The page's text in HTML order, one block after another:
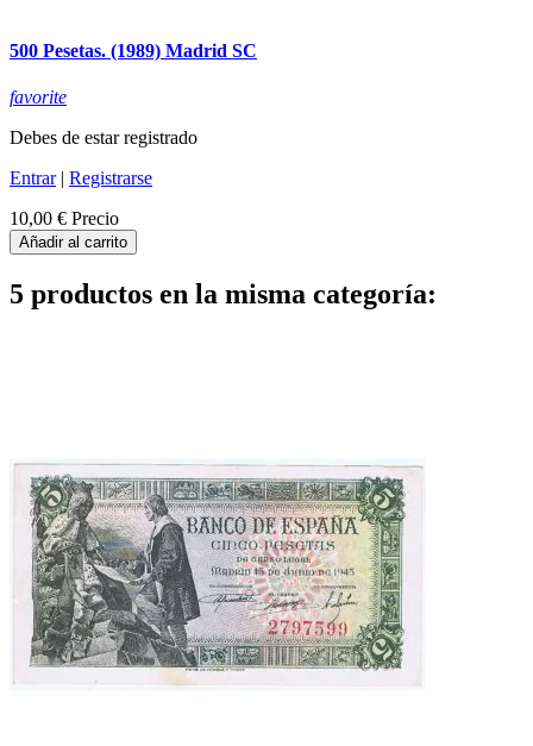
500 Pesetas. (1989) Madrid SC
favorite
Debes de estar registrado
Entrar| Registrarse
10,00 € Precio
Añadir al carrito
5 productos en la misma categoría: